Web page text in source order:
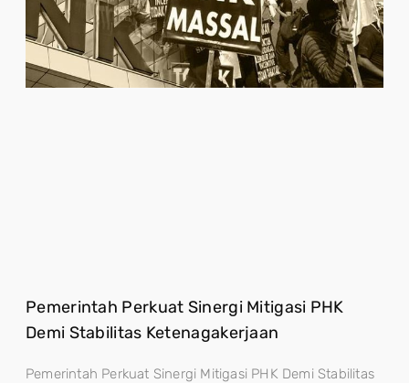
Pemerintah Perkuat Sinergi Mitigasi PHK
Demi Stabilitas Ketenagakerjaan
Pemerintah Perkuat Sinergi Mitigasi PHK Demi Stabilitas